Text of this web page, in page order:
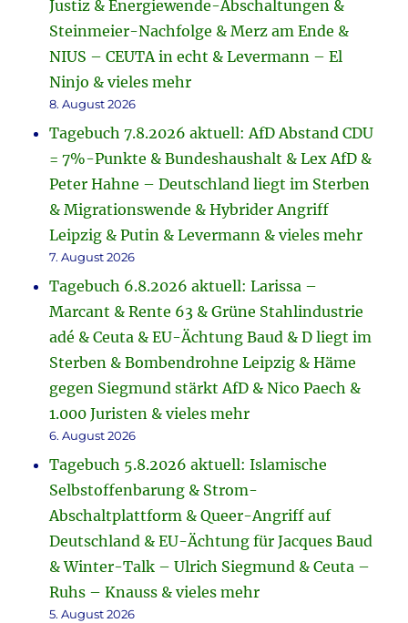
Justiz & Energiewende-Abschaltungen &
Steinmeier-Nachfolge & Merz am Ende &
NIUS – CEUTA in echt & Levermann – El
Ninjo & vieles mehr
8. August 2026
Tagebuch 7.8.2026 aktuell: AfD Abstand CDU
= 7%-Punkte & Bundeshaushalt & Lex AfD &
Peter Hahne – Deutschland liegt im Sterben
& Migrationswende & Hybrider Angriff
Leipzig & Putin & Levermann & vieles mehr
7. August 2026
Tagebuch 6.8.2026 aktuell: Larissa –
Marcant & Rente 63 & Grüne Stahlindustrie
adé & Ceuta & EU-Ächtung Baud & D liegt im
Sterben & Bombendrohne Leipzig & Häme
gegen Siegmund stärkt AfD & Nico Paech &
1.000 Juristen & vieles mehr
6. August 2026
Tagebuch 5.8.2026 aktuell: Islamische
Selbstoffenbarung & Strom-
Abschaltplattform & Queer-Angriff auf
Deutschland & EU-Ächtung für Jacques Baud
& Winter-Talk – Ulrich Siegmund & Ceuta –
Ruhs – Knauss & vieles mehr
5. August 2026